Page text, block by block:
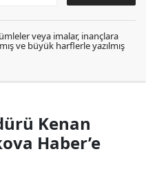
veya imalar, inançlara
ve büyük harflerle yazılmış
Kenan
Haber’e